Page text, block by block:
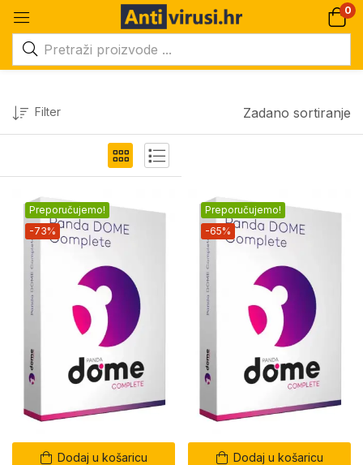
0
Filter Zadano sortiranje
Dodaj u košaricu
-73%
Preporučujemo!
Dodaj u košaricu
-65%
Preporučujemo!